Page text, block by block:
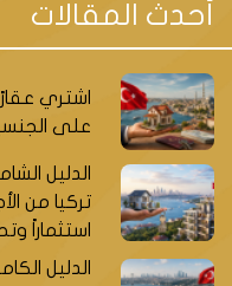
أحدث المقالات
على
الدليل
استثماراً